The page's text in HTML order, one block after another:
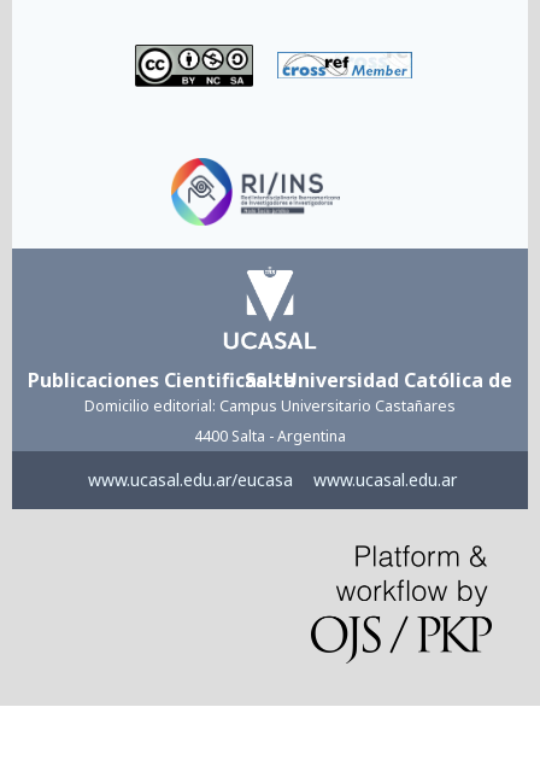
Publicaciones Cientificas - Universidad Católica de Salta
Domicilio editorial: Campus Universitario Castañares
4400 Salta - Argentina
www.ucasal.edu.ar/eucasa www.ucasal.edu.ar